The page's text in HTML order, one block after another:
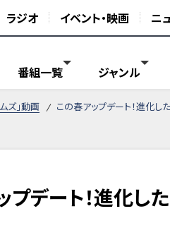
ラジオ イベント・映画 ニ
番組一覧 ジャンル
ズ」動画 この春アップデート！進化し
プデート！進化し